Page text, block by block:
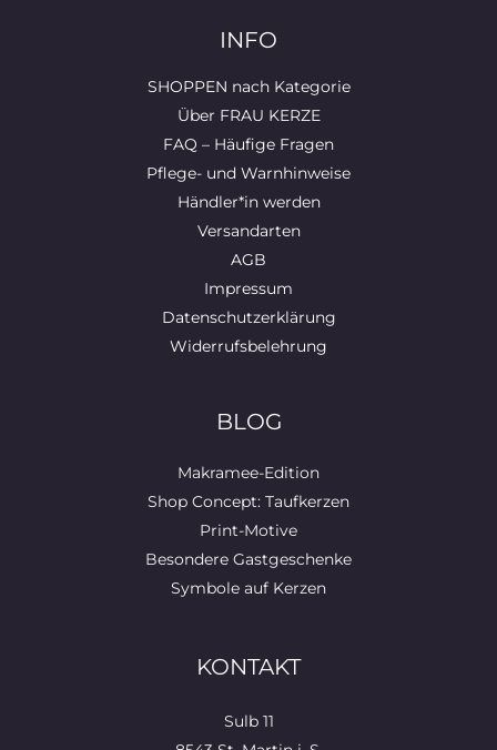
INFO
SHOPPEN nach Kategorie
Über FRAU KERZE
FAQ – Häufige Fragen
Pflege- und Warnhinweise
Händler*in werden
Versandarten
AGB
Impressum
Datenschutzerklärung
Widerrufsbelehrung
BLOG
Makramee-Edition
Shop Concept: Taufkerzen
Print-Motive
Besondere Gastgeschenke
Symbole auf Kerzen
KONTAKT
Sulb 11